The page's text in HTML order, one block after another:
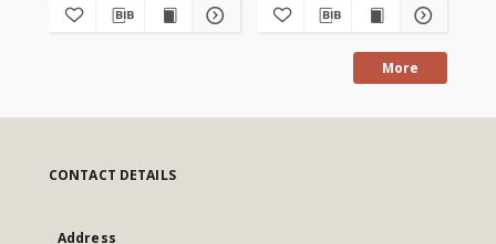
More
CONTACT DETAILS
Address